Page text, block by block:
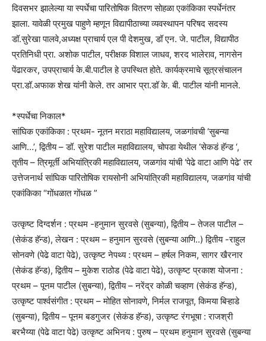
दिवसभर झालेल्या या स्पर्धेचा पारितोषिक वितरण सोहळा एकांकिका स्पर्धेनंतर
झाला. यावेळी प्रमुख पाहुणे म्हणून विद्यापीठाच्या व्यवस्थापन परिषद सदस्य
डॉ.सुरेखा पालवे,अध्यक्ष प्राचार्य एल पी देशमुख, डॉ एन. जे. पाटील, विद्यापीठ
प्रतिनिधी प्रा. अशोक पाटील, परीक्षक विशाल जाधव, शरद भालेराव, नागसेन
पेंढारकर, उपप्राचार्य के.बी.पाटील हे उपस्थित होते. कार्यक्रमाचे सूत्रसंचालन
प्रा.डॉ.अफाक शेख यांनी केले. तर आभार प्रा.डॉ के. बी. पाटील यांनी मानले.
*स्पर्धेचा निकाल*
सांघिक एकांकिका : प्रथम- नूतन मराठा महाविद्यालय, जळगांवची ‘सुबन्या
आणि…’, द्वितीय – डॉ. सुरेश पाटील महाविद्यालय, चोपडा येथील ‘सेकडं हॅन्ड ‘,
तृतीय – त्रिमूर्ती अभियांत्रिकी महाविद्यालय, जळगांव यांची ‘पेढे वाटा आणि पेढे’ तर
उत्तेजनार्थ सांघिक पारितोषिक रायसोनी अभियांत्रिकी महाविद्यालय, जळगांव यांची
एकांकिका “गोंधळात गोंधळ ”
उत्कृष्ट दिग्दर्शन : प्रथम -हनुमान सुरवसे (सुबन्या), द्वितीय – तेजल पाटील –
(सेकंड हॅन्ड), लेखन : प्रथम – हनुमान सुरवसे (सुबन्या आणि..) द्वितीय -राहुल
सोनवणे (पेढे वाटा पेढे), उत्कृष्ट नेपथ्य : प्रथम – हर्षल निकम, सागर खैरनार
(सेकंड हॅन्ड), द्वितीय – मुकेश राठोड (पेढे वाटा पेढे), उत्कृष्ट प्रकाश योजना :
प्रथम – पूनम पाटील (सुबन्या), द्वितीय – नरेंद्र कोळी चव्हाण (सेकंड हॅन्ड),
उत्कृष्ट पार्श्वसंगीत : प्रथम – मोहित सोनावणे, निर्मल राजपूत, किमया बिऱ्हाडे
(सुबन्या), द्वितीय – पूनम बडगुजर (सेकंड हॅन्ड), उत्कृष्ट रंगभूषा : राजश्री
बरभैय्या (पेढे वाटा पेढे) उत्कृष्ट अभिनय : पुरुष – प्रथम हनुमान सुरवसे (सुबन्या